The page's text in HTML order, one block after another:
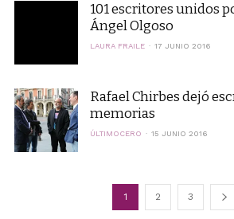
101 escritores unidos
Ángel Olgoso
LAURA FRAILE 17 JUNIO 2016
Rafael Chirbes dejó
memorias
ÚLTIMOCERO 15 JUNIO 2016
1 2 3